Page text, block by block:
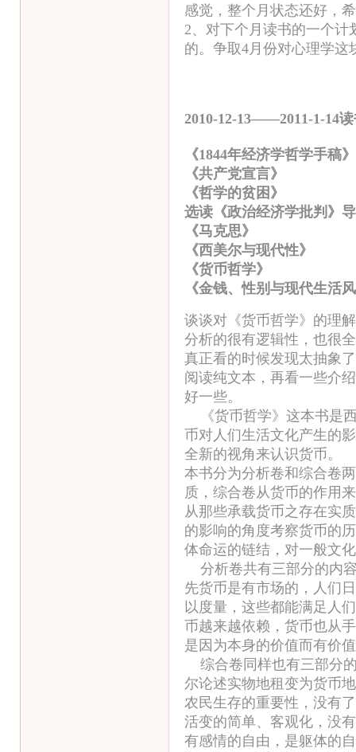
感觉，整个月状态还好，
2、对下个月读书的一个
的。争取4月份对心理学这
2010-12-13——2011-1-14
《1844年经济学哲
《共产党宣言》
《哲学的贫困
选读《政治经济学批判》
《马克思》 [美]
《西美尔与现代
《货币哲学
《金钱、性别与现代
谈谈对《货币哲学》的理
分析的很有逻辑性，也很
真正看的时候发现太抽象
阅读纯文本，再看一些介
好一些。
《货币哲学》这本书是
币对人们生活文化产生的
全新的视角来认识货币。
本书分为分析卷和综合卷
质，综合卷从货币的作用
从那些承载货币之存在实
的影响的角度考察货币的
体命运的链结，对一般文
分析卷共有三部分的内
先货币是有市场的，人们
以度量，这些都能满足人
币越来越依赖，货币也从
是因为本身的价值而有价
综合卷同样也有三部分
尔论述实物地租变为货币
农民生存的重要性，没有
活变的简单、客观化，没
有感情的自由，是躯体的